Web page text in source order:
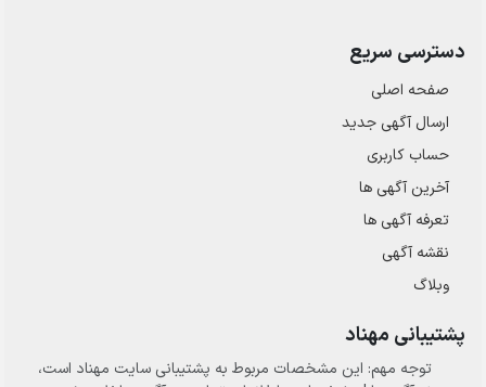
دسترسی سریع
صفحه اصلی
ارسال‌ آگهی جدید
حساب کاربری
آخرین آگهی ها
تعرفه آگهی ها
نقشه آگهی
وبلاگ
پشتیبانی مهناد
توجه مهم: این مشخصات مربوط به پشتیبانی سایت مهناد است،